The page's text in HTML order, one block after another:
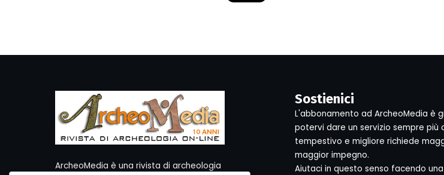
ArcheoMedia è una rivista di archeologia
Sostienici
L'abbonamento ad ArcheoMedia è
potervi dare un servizio sempre più
tempestivo e migliore richiede
maggior impegno.
Aiutaci in questo senso facendo